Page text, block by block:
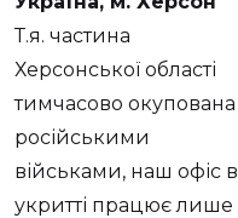
Т.я. частина
Херсонської області
тимчасово окупована
російськими
військами, наш офіс в
укритті працює лише